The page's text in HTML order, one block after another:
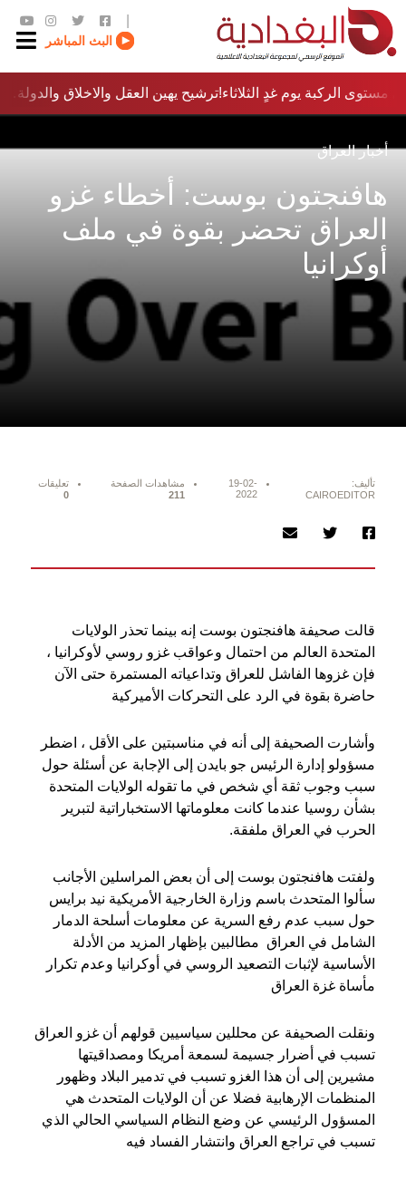
البث المباشر
ترشيح يهين العقل والاخلاق والدولة…؟!مستوى الركبة يوم غدٍ الثلاثاء
أخبار العراق
هافنجتون بوست: أخطاء غزو
العراق تحضر بقوة في ملف
أوكرانيا
تأليف:
CAIROEDITOR
19-02-
2022
مشاهدات الصفحة
211
تعليقات
0
قالت صحيفة هافنجتون بوست إنه بينما تحذر الولايات
المتحدة العالم من احتمال وعواقب غزو روسي لأوكرانيا ،
فإن غزوها الفاشل للعراق وتداعياته المستمرة حتى الآن
حاضرة بقوة في الرد على التحركات الأميركية
وأشارت الصحيفة إلى أنه في مناسبتين على الأقل ، اضطر
مسؤولو إدارة الرئيس جو بايدن إلى الإجابة عن أسئلة حول
سبب وجوب ثقة أي شخص في ما تقوله الولايات المتحدة
بشأن روسيا عندما كانت معلوماتها الاستخباراتية لتبرير
الحرب في العراق ملفقة.
ولفتت هافنجتون بوست إلى أن بعض المراسلين الأجانب
سألوا المتحدث باسم وزارة الخارجية الأمريكية نيد برايس
حول سبب عدم رفع السرية عن معلومات أسلحة الدمار
الشامل في العراق مطالبين بإظهار المزيد من الأدلة
الأساسية لإثبات التصعيد الروسي في أوكرانيا وعدم تكرار
مأساة غزة العراق
ونقلت الصحيفة عن محللين سياسيين قولهم أن غزو العراق
تسبب في أضرار جسيمة لسمعة أمريكا ومصداقيتها
مشيرين إلى أن هذا الغزو تسبب في تدمير البلاد وظهور
المنظمات الإرهابية فضلا عن أن الولايات المتحدث هي
المسؤول الرئيسي عن وضع النظام السياسي الحالي الذي
تسبب في تراجع العراق وانتشار الفساد فيه